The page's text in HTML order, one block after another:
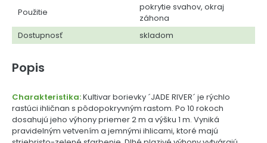
Použitie
pokrytie svahov, okraj
záhona
Dostupnosť
skladom
Popis
Charakteristika:Kultivar borievky ´JADE RIVER´ je rýchlo
rastúci ihličnan s pôdopokryvným rastom. Po 10 rokoch
dosahujú jeho výhony priemer 2 m a výšku 1 m. Vyniká
pravidelným vetvením a jemnými ihlicami, ktoré majú